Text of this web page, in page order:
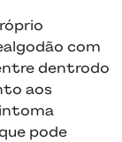
com
dentrodo
aos
pode